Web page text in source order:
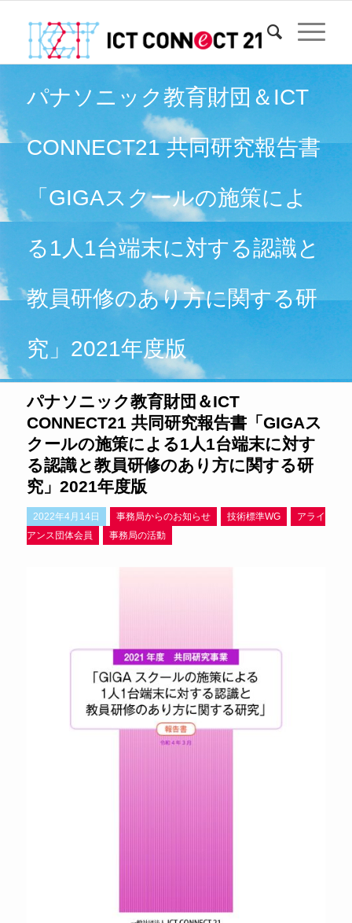
パナソニック教育財団＆ICT
CONNECT21 共同研究報告書
「GIGAスクールの施策によ
る1人1台端末に対する認識と
教員研修のあり方に関する研
究」2021年度版
パナソニック教育財団＆ICT
CONNECT21 共同研究報告書「GIGAス
クールの施策による1人1台端末に対す
る認識と教員研修のあり方に関する研
究」2021年度版
2022年4月14日 事務局からのお知らせ 技術標準WG
アライ
アンス団体会員
事務局の活動